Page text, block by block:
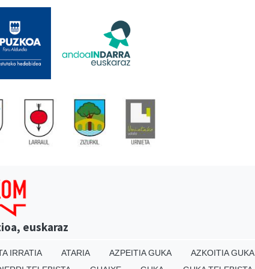
euskaraz
IRRATIA ATARIA AZPEITIA GUKA AZKOITIA GUKA